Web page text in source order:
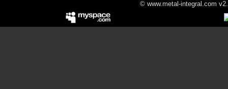
© www.metal-integral.com